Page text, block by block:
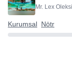
Mr. Lex
Kurumsal Nötr